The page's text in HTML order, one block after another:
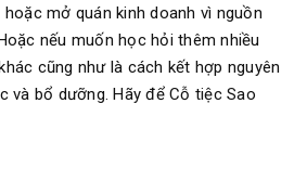
mở quán kinh doanh vì nguồn
nếu muốn học hỏi thêm nhiều
cũng như là cách kết hợp nguyên
và bổ dưỡng. Hãy để Cỗ tiệc Sao